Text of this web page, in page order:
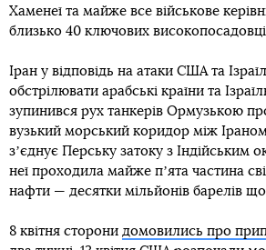
Хаменеї та майже все військове
близько 40 ключових
Іран у відповідь на атаки США та
обстрілювати арабські країни та
зупинився рух танкерів Ормузькою
вузький морський коридор між
зʼєднує Перську затоку з Індійським
неї проходила майже пʼята частина
нафти — десятки мільйонів барелів
8 квітня сторони домовились про